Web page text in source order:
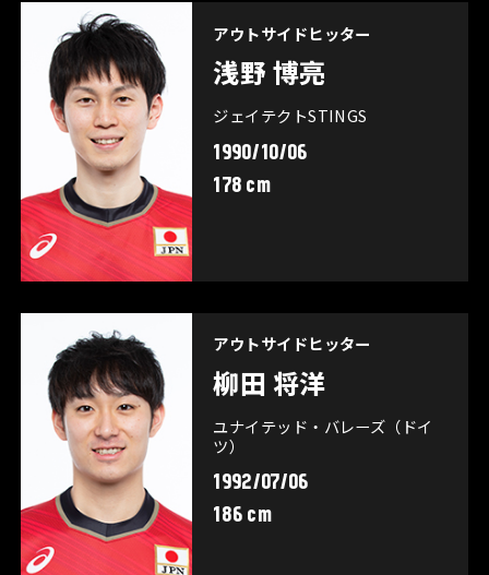
アウトサイドヒッター
浅野 博亮
ジェイテクトSTINGS
1990/10/06
178 cm
アウトサイドヒッター
柳田 将洋
ユナイテッド・バレーズ（ドイ
ツ）
1992/07/06
186 cm